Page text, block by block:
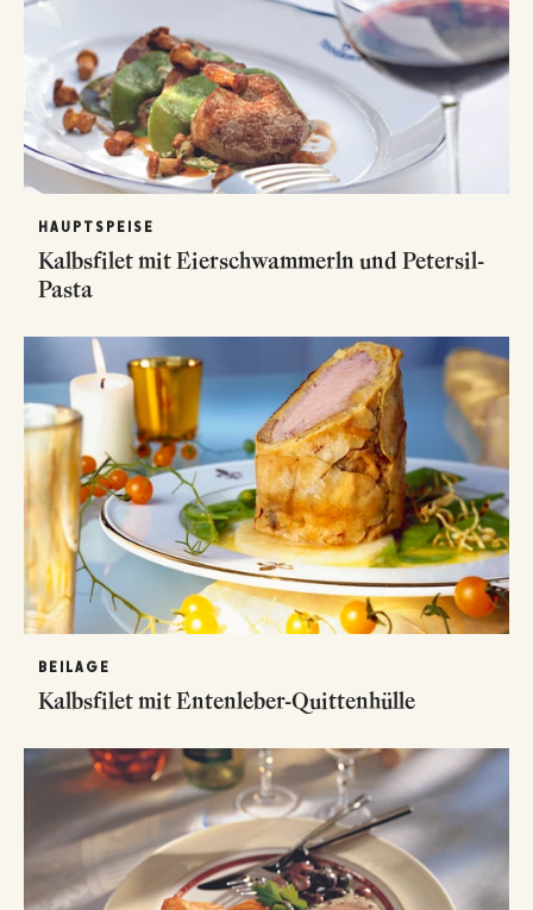
HAUPTSPEISE
Kalbsfilet mit Eierschwammerln und Petersil-
Pasta
BEILAGE
Kalbsfilet mit Entenleber-Quittenhülle